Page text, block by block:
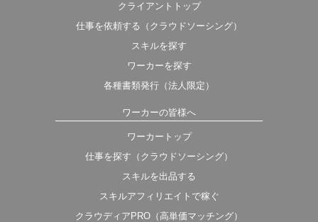
クライアントトップ
仕事を依頼する（クラウドソーシング）
スキルを探す
ワーカーを探す
各種書類発行（法人限定）
ワーカーの皆様へ
ワーカートップ
仕事を探す（クラウドソーシング）
スキルを出品する
スキルアフィリエイトで稼ぐ
クラウディアPRO（高単価マッチング）